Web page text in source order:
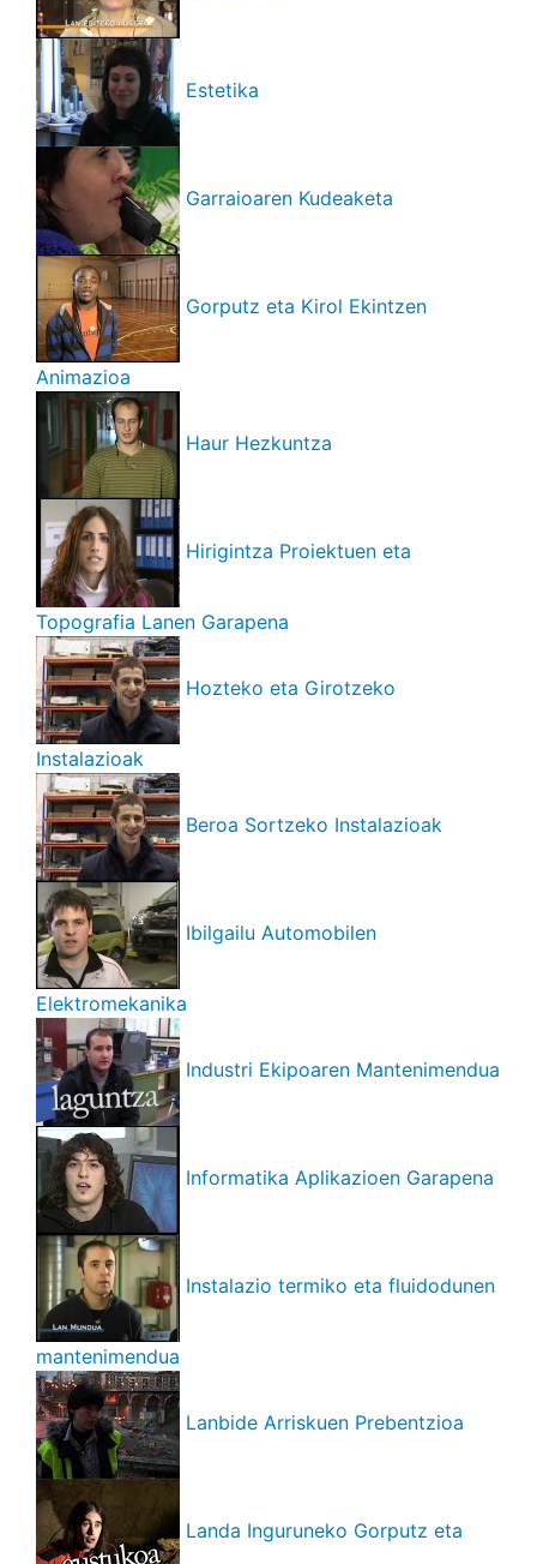
Estetika
Garraioaren Kudeaketa
Gorputz eta Kirol Ekintzen
Animazioa
Haur Hezkuntza
Hirigintza Proiektuen eta
Topografia Lanen Garapena
Hozteko eta Girotzeko
Instalazioak
Beroa Sortzeko Instalazioak
Ibilgailu Automobilen
Elektromekanika
Industri Ekipoaren Mantenimendua
Informatika Aplikazioen Garapena
Instalazio termiko eta fluidodunen
mantenimendua
Lanbide Arriskuen Prebentzioa
Landa Inguruneko Gorputz eta